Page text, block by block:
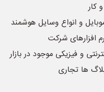
کار
و انواع وسایل هوشمند
افزارهای شرکت
و فیزیکی موجود در بازار
ها تجاری